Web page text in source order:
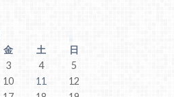
金 土
日
3 4
5
10 11
12